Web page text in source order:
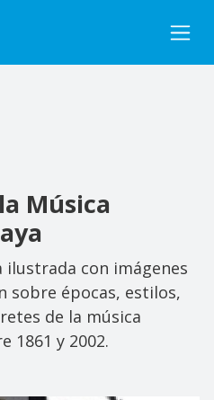
Música
con imágenes
sobre épocas, estilos,
de la música
1861 y 2002.